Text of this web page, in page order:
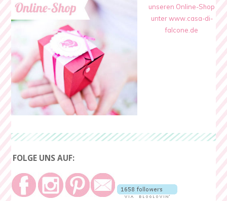
unseren Online-Shop
unter www.casa-di-
falcone.de
FOLGE UNS AUF: